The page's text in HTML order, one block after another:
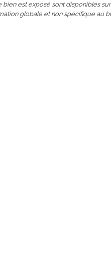
est exposé sont disponibles
globale et non spécifique au